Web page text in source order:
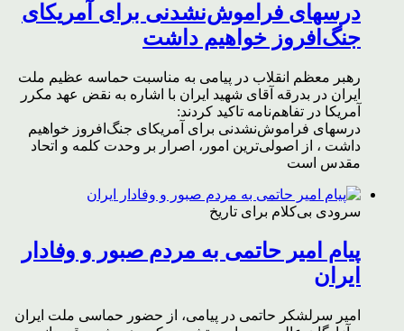
درسهای فراموش‌نشدنی برای آمریکای
جنگ‌افروز خواهیم داشت
رهبر معظم انقلاب در پیامی به مناسبت حماسه عظیم ملت
ایران در بدرقه آقای شهید ایران با اشاره به نقض عهد مکرر
آمریکا در تفاهم‌نامه تاکید کردند:
درسهای فراموش‌نشدنی برای آمریکای جنگ‌افروز خواهیم
داشت ، از اصولی‌ترین امور، اصرار بر وحدت کلمه و اتحاد
مقدس است
سرودی بی‌کلام برای تاریخ
پیام امیر حاتمی به مردم صبور و وفادار
ایران
امیر سرلشکر حاتمی در پیامی، از حضور حماسی ملت ایران